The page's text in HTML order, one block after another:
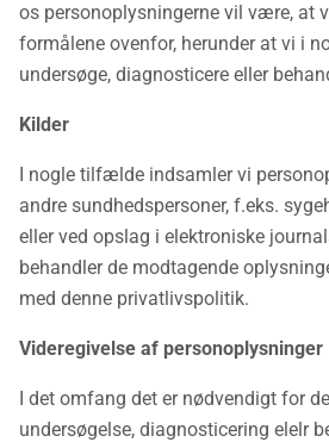
os personoplysningerne vil være, at
formålene ovenfor, herunder at vi i
undersøge, diagnosticere eller
Kilder
I nogle tilfælde indsamler vi
andre sundhedspersoner, f.eks.
eller ved opslag i elektroniske
behandler de modtagende
med denne privatlivspolitik.
Videregivelse af personoplysninger
I det omfang det er nødvendigt for
undersøgelse, diagnosticering elelr